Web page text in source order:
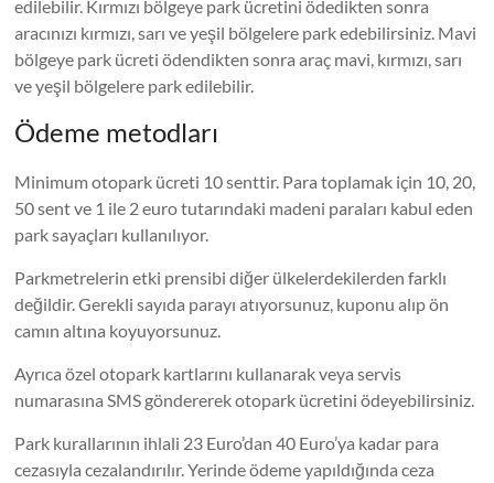
edilebilir. Kırmızı bölgeye park ücretini ödedikten sonra
aracınızı kırmızı, sarı ve yeşil bölgelere park edebilirsiniz. Mavi
bölgeye park ücreti ödendikten sonra araç mavi, kırmızı, sarı
ve yeşil bölgelere park edilebilir.
Ödeme metodları
Minimum otopark ücreti 10 senttir. Para toplamak için 10, 20,
50 sent ve 1 ile 2 euro tutarındaki madeni paraları kabul eden
park sayaçları kullanılıyor.
Parkmetrelerin etki prensibi diğer ülkelerdekilerden farklı
değildir. Gerekli sayıda parayı atıyorsunuz, kuponu alıp ön
camın altına koyuyorsunuz.
Ayrıca özel otopark kartlarını kullanarak veya servis
numarasına SMS göndererek otopark ücretini ödeyebilirsiniz.
Park kurallarının ihlali 23 Euro’dan 40 Euro’ya kadar para
cezasıyla cezalandırılır. Yerinde ödeme yapıldığında ceza